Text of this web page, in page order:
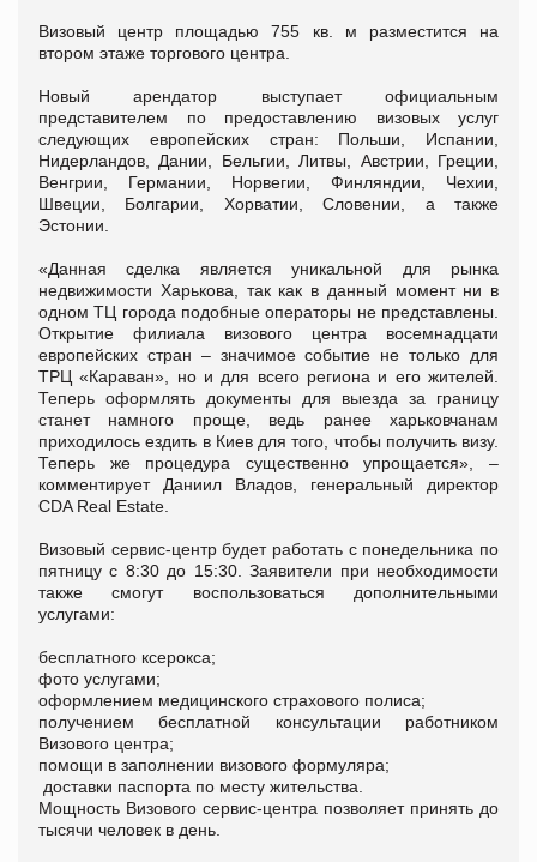
Визовый центр площадью 755 кв. м разместится на
втором этаже торгового центра.
Новый арендатор выступает официальным
представителем по предоставлению визовых услуг
следующих европейских стран: Польши, Испании,
Нидерландов, Дании, Бельгии, Литвы, Австрии, Греции,
Венгрии, Германии, Норвегии, Финляндии, Чехии,
Швеции, Болгарии, Хорватии, Словении, а также
Эстонии.
«Данная сделка является уникальной для рынка
недвижимости Харькова, так как в данный момент ни в
одном ТЦ города подобные операторы не представлены.
Открытие филиала визового центра восемнадцати
европейских стран – значимое событие не только для
ТРЦ «Караван», но и для всего региона и его жителей.
Теперь оформлять документы для выезда за границу
станет намного проще, ведь ранее харьковчанам
приходилось ездить в Киев для того, чтобы получить визу.
Теперь же процедура существенно упрощается», –
комментирует Даниил Владов, генеральный директор
CDA Real Estate.
Визовый сервис-центр будет работать с понедельника по
пятницу с 8:30 до 15:30. Заявители при необходимости
также смогут воспользоваться дополнительными
услугами:
бесплатного ксерокса;
фото услугами;
оформлением медицинского страхового полиса;
получением бесплатной консультации работником
Визового центра;
помощи в заполнении визового формуляра;
доставки паспорта по месту жительства.
Мощность Визового сервис-центра позволяет принять до
тысячи человек в день.